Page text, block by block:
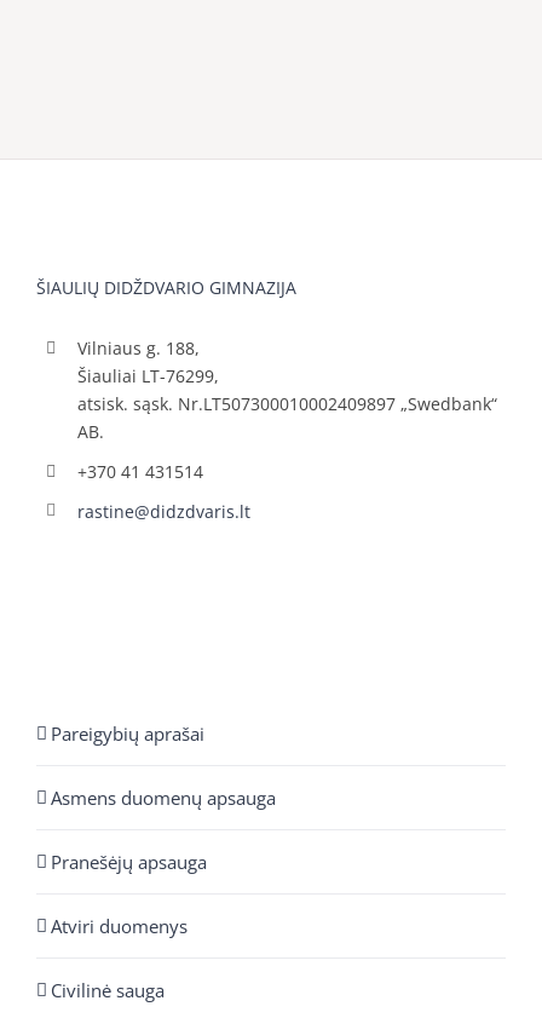
ŠIAULIŲ DIDŽDVARIO GIMNAZIJA
Vilniaus g. 188,
Šiauliai LT-76299,
atsisk. sąsk. Nr.LT507300010002409897 „Swedbank“
AB.
+370 41 431514
rastine@didzdvaris.lt
Pareigybių aprašai
Asmens duomenų apsauga
Pranešėjų apsauga
Atviri duomenys
Civilinė sauga